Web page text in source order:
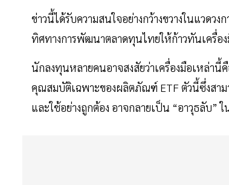
ข่าวนี้ได้รับความสนใจอย่างกว้างขวางในแวด
ทิศทางการพัฒนาตลาดทุนไทยให้ก้าวทันเครื่อ
นักลงทุนหลายคนอาจสงสัยว่าเครื่องมือเหล่านี้
คุณสมบัติเฉพาะของผลิตภัณฑ์ ETF ตัวนี้ซึ่งสาม
และใช้อย่างถูกต้อง อาจกลายเป็น “อาวุธลับ”